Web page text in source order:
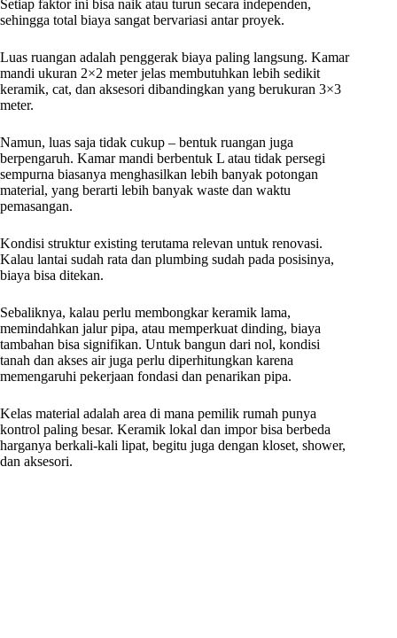
Setiap faktor ini bisa naik atau turun secara independen,
sehingga total biaya sangat bervariasi antar proyek.
Luas ruangan adalah penggerak biaya paling langsung. Kamar
mandi ukuran 2×2 meter jelas membutuhkan lebih sedikit
keramik, cat, dan aksesori dibandingkan yang berukuran 3×3
meter.
Namun, luas saja tidak cukup – bentuk ruangan juga
berpengaruh. Kamar mandi berbentuk L atau tidak persegi
sempurna biasanya menghasilkan lebih banyak potongan
material, yang berarti lebih banyak waste dan waktu
pemasangan.
Kondisi struktur existing terutama relevan untuk renovasi.
Kalau lantai sudah rata dan plumbing sudah pada posisinya,
biaya bisa ditekan.
Sebaliknya, kalau perlu membongkar keramik lama,
memindahkan jalur pipa, atau memperkuat dinding, biaya
tambahan bisa signifikan. Untuk bangun dari nol, kondisi
tanah dan akses air juga perlu diperhitungkan karena
memengaruhi pekerjaan fondasi dan penarikan pipa.
Kelas material adalah area di mana pemilik rumah punya
kontrol paling besar. Keramik lokal dan impor bisa berbeda
harganya berkali-kali lipat, begitu juga dengan kloset, shower,
dan aksesori.